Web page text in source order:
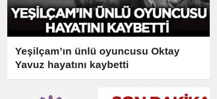
Yeşilçam’ın ünlü oyuncusu Oktay
Yavuz hayatını kaybetti